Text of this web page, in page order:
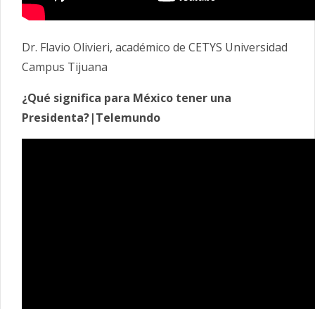
Dr. Flavio Olivieri, académico de CETYS Universidad
Campus Tijuana
¿Qué significa para México tener una
Presidenta?|Telemundo